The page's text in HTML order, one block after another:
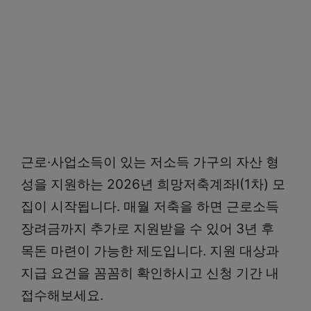
근로·사업소득이 있는 저소득 가구의 자산 형
성을 지원하는 2026년 희망저축계좌Ⅰ(1차) 모
집이 시작됩니다. 매월 저축을 하면 근로소득
장려금까지 추가로 지원받을 수 있어 3년 후
목돈 마련이 가능한 제도입니다. 지원 대상과
지급 요건을 꼼꼼히 확인하시고 신청 기간 내
접수해보세요.